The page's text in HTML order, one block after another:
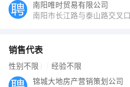
南阳唯时贸易有限公司
南阳市长江路与泰山路交叉口
销售代表
性别不限 经验不限
锦城大地房产营销策划公司